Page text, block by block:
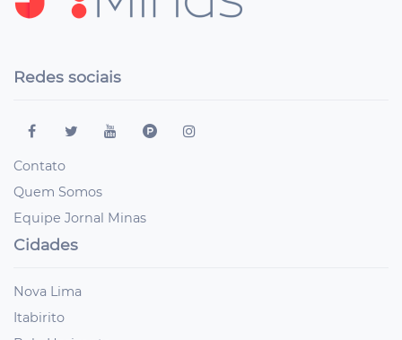
Redes sociais
Contato
Quem Somos
Equipe Jornal Minas
Cidades
Nova Lima
Itabirito